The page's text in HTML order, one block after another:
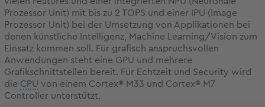
Prozessor Unit) mit bis zu 2 TOPS und einer IPU (Image
Prozessor Unit) bei der Umsetzung von Applikationen bei
denen künstliche Intelligenz, Machine Learning/Vision zum
Einsatz kommen soll. Für grafisch anspruchsvollen
Anwendungen steht eine GPU und mehrere
Grafikschnittstellen bereit. Für Echtzeit und Security wird
die CPU von einem Cortex® M33 und Cortex® M7
Controller unterstützt.